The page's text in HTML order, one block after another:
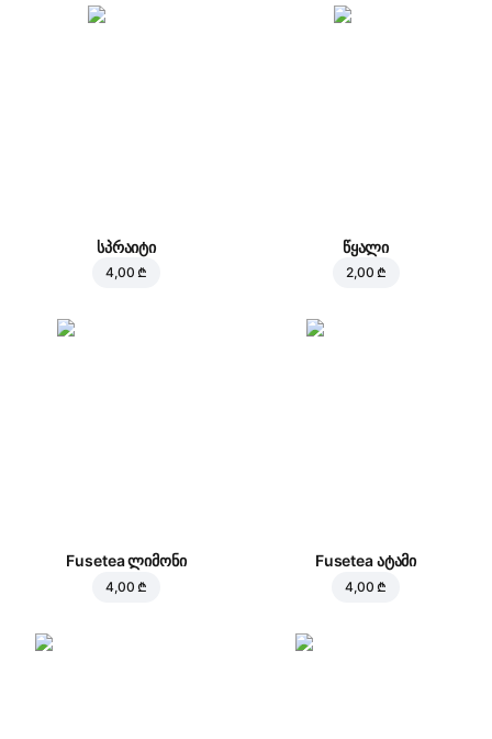
სპრაიტი
4,00 ₾
წყალი
2,00 ₾
Fusetea ლიმონი
4,00 ₾
Fusetea ატამი
4,00 ₾